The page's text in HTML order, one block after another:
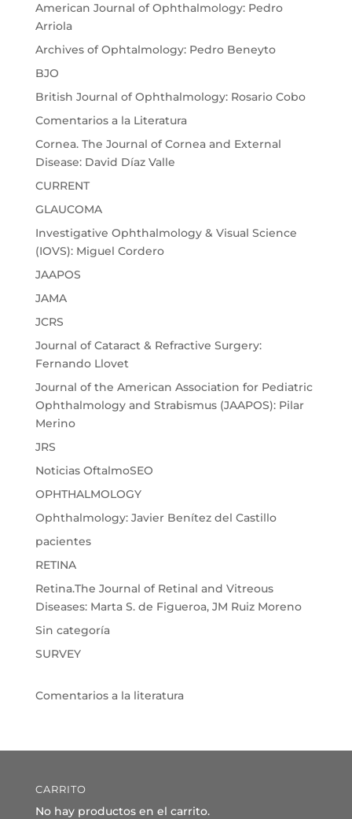
American Journal of Ophthalmology: Pedro
Arriola
Archives of Ophtalmology: Pedro Beneyto
BJO
British Journal of Ophthalmology: Rosario Cobo
Comentarios a la Literatura
Cornea. The Journal of Cornea and External
Disease: David Díaz Valle
CURRENT
GLAUCOMA
Investigative Ophthalmology & Visual Science
(IOVS): Miguel Cordero
JAAPOS
JAMA
JCRS
Journal of Cataract & Refractive Surgery:
Fernando Llovet
Journal of the American Association for Pediatric
Ophthalmology and Strabismus (JAAPOS): Pilar
Merino
JRS
Noticias OftalmoSEO
OPHTHALMOLOGY
Ophthalmology: Javier Benítez del Castillo
pacientes
RETINA
Retina.The Journal of Retinal and Vitreous
Diseases: Marta S. de Figueroa, JM Ruiz Moreno
Sin categoría
SURVEY
Comentarios a la literatura
CARRITO
No hay productos en el carrito.